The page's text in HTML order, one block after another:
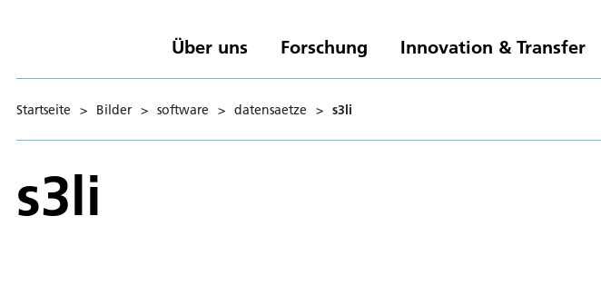
Über uns Forschung Innovation & Transfer
Startseite > Bilder > software > datensaetze > s3li
s3li